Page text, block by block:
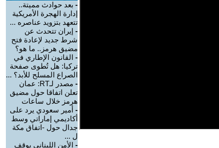
- بعد حوادث مميتة..
إدارة الهجرة الأمريكية
تتعهد بتزويد عناصره ...
- إيران تتحدث عن
شرط جديد لإعادة فتح
مضيق هرمز.. ما هو؟
- القانون الإطاري في
تركيا: هل تُطوى صفحة
الصراع المسلح للأبد؟ ...
-
مصدر لـRT: عمان
تعلن اتفاقا حول مضيق
هرمز خلال ساعات
- أمير سعودي يرد على
أكاديمي إماراتي وسط
جدال حول -اتفاق مكة
ل ...
- الأمن اللبناني يوقف